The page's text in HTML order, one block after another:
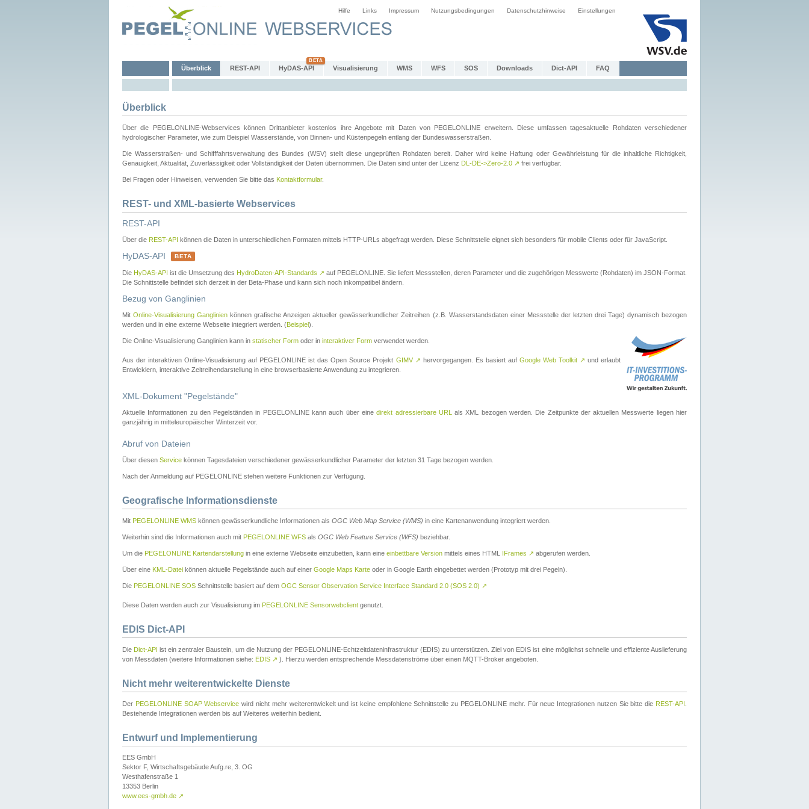
Hilfe Links Impressum Nutzungsbedingungen Datenschutzhinweise Einstellungen
Überblick REST-API HyDAS-API Visualisierung WMS WFS SOS Downloads Dict-API FAQ
Überblick
Über die PEGELONLINE-Webservices können Drittanbieter kostenlos ihre Angebote mit Daten von PEGELONLINE erweitern. Diese umfassen tagesaktuelle Rohdaten verschiedener
hydrologischer Parameter, wie zum Beispiel Wasserstände, von Binnen- und Küstenpegeln entlang der Bundeswasserstraßen.
Die Wasserstraßen- und Schifffahrtsverwaltung des Bundes (WSV) stellt diese ungeprüften Rohdaten bereit. Daher wird keine Haftung oder Gewährleistung für die inhaltliche Richtigkeit,
Genauigkeit, Aktualität, Zuverlässigkeit oder Vollständigkeit der Daten übernommen. Die Daten sind unter der Lizenz DL-DE->Zero-2.0 ↗ frei verfügbar.
Bei Fragen oder Hinweisen, verwenden Sie bitte das Kontaktformular.
REST- und XML-basierte Webservices
REST-API
Über die REST-API können die Daten in unterschiedlichen Formaten mittels HTTP-URLs abgefragt werden. Diese Schnittstelle eignet sich besonders für mobile Clients oder für JavaScript.
HyDAS-API BETA
Die HyDAS-API ist die Umsetzung des HydroDaten-API-Standards ↗ auf PEGELONLINE. Sie liefert Messstellen, deren Parameter und die zugehörigen Messwerte (Rohdaten) im JSON-Format.
Die Schnittstelle befindet sich derzeit in der Beta-Phase und kann sich noch inkompatibel ändern.
Bezug von Ganglinien
MitOnline-Visualisierung Ganglinien können grafische Anzeigen aktueller gewässerkundlicher Zeitreihen (z.B. Wasserstandsdaten einer Messstelle der letzten drei Tage) dynamisch bezogen
werden und in eine externe Webseite integriert werden. (Beispiel).
Die Online-Visualisierung Ganglinien kann in statischer Form oder in interaktiver Form verwendet werden.
Aus der interaktiven Online-Visualisierung auf PEGELONLINE ist das Open Source Projekt GIMV ↗ hervorgegangen. Es basiert auf Google Web Toolkit ↗ und erlaubt
Entwicklern, interaktive Zeitreihendarstellung in eine browserbasierte Anwendung zu integrieren.
XML-Dokument "Pegelstände"
Aktuelle Informationen zu den Pegelständen in PEGELONLINE kann auch über einedirekt adressierbare URL
als XML bezogen werden. Die Zeitpunkte der aktuellen Messwerte liegen hier
ganzjährig in mitteleuropäischer Winterzeit vor.
Abruf von Dateien
Über diesen Service können Tagesdateien verschiedener gewässerkundlicher Parameter der letzten 31 Tage bezogen werden.
Nach der Anmeldung auf PEGELONLINE stehen weitere Funktionen zur Verfügung.
Geografische Informationsdienste
Mit PEGELONLINE WMS können gewässerkundliche Informationen als OGC Web Map Service (WMS) in eine Kartenanwendung integriert werden.
Weiterhin sind die Informationen auch mit PEGELONLINE WFS als OGC Web Feature Service (WFS) beziehbar.
Um die PEGELONLINE Kartendarstellung in eine externe Webseite einzubetten, kann eine einbettbare Version mittels eines HTML IFrames ↗ abgerufen werden.
Über eine KML-Datei können aktuelle Pegelstände auch auf einer Google Maps Karte oder in Google Earth eingebettet werden (Prototyp mit drei Pegeln).
Die PEGELONLINE SOS Schnittstelle basiert auf dem OGC Sensor Observation Service Interface Standard 2.0 (SOS 2.0) ↗
Diese Daten werden auch zur Visualisierung im PEGELONLINE Sensorwebclient genutzt.
EDIS Dict-API
Die Dict-API ist ein zentraler Baustein, um die Nutzung der PEGELONLINE-Echtzeitdateninfrastruktur (EDIS) zu unterstützen. Ziel von EDIS ist eine möglichst schnelle und effiziente Auslieferung
von Messdaten (weitere Informationen siehe: EDIS ↗ ). Hierzu werden entsprechende Messdatenströme über einen MQTT-Broker angeboten.
Nicht mehr weiterentwickelte Dienste
Der PEGELONLINE SOAP Webservice wird nicht mehr weiterentwickelt und ist keine empfohlene Schnittstelle zu PEGELONLINE mehr. Für neue Integrationen nutzen Sie bitte die REST-API
Bestehende Integrationen werden bis auf Weiteres weiterhin bedient.
Entwurf und Implementierung
EES GmbH
Sektor F, Wirtschaftsgebäude Aufg.re, 3. OG
Westhafenstraße 1
13353 Berlin
www.ees-gmbh.de ↗